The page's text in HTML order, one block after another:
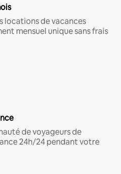
locations de vacances
mensuel unique sans frais
de voyageurs de
24h/24 pendant votre